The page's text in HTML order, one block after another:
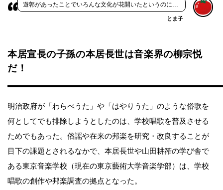
遊郭があったことでいろんな文化が花開いたというのに…
とま子
本居宣長の子孫の本居長世は音楽界の柳宗悦
だ！
明治政府が「わらべうた」や「はやりうた」のような俗歌を
何としてでも排除しようとしたのは、学校唱歌を普及させる
ためでもあった。俗謡や在来の邦楽を研究・改良することが
目下の課題とされるなかで、本居長世や山田耕筰の学び舎で
ある東京音楽学校（現在の東京藝術大学音楽学部）は、学校
唱歌の創作や邦楽調査の拠点となった。